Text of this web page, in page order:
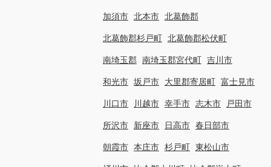
加須市 北本市 北葛飾郡
北葛飾郡杉戸町 北葛飾郡松伏町
南埼玉郡 南埼玉郡宮代町 吉川市
和光市 坂戸市 大里郡寄居町 富士見市
川口市 川越市 幸手市 志木市 戸田市
所沢市 新座市 日高市 春日部市
朝霞市 本庄市 杉戸町 東松山市